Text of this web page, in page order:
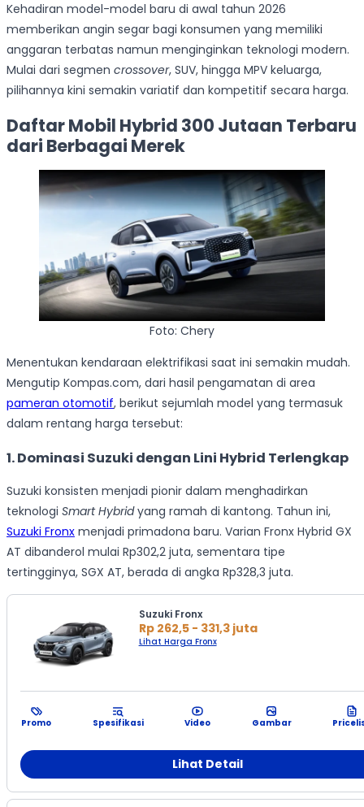
Kehadiran model-model baru di awal tahun 2026
memberikan angin segar bagi konsumen yang memiliki
anggaran terbatas namun menginginkan teknologi modern.
Mulai dari segmen crossover, SUV, hingga MPV keluarga,
pilihannya kini semakin variatif dan kompetitif secara harga.
Daftar Mobil Hybrid 300 Jutaan Terbaru
dari Berbagai Merek
Foto: Chery
Menentukan kendaraan elektrifikasi saat ini semakin mudah.
Mengutip Kompas.com, dari hasil pengamatan di area
pameran otomotif, berikut sejumlah model yang termasuk
dalam rentang harga tersebut:
1. Dominasi Suzuki dengan Lini Hybrid Terlengkap
Suzuki konsisten menjadi pionir dalam menghadirkan
teknologi Smart Hybridyang ramah di kantong. Tahun ini,
Suzuki Fronx menjadi primadona baru. Varian Fronx Hybrid GX
AT dibanderol mulai Rp302,2 juta, sementara tipe
tertingginya, SGX AT, berada di angka Rp328,3 juta.
Suzuki Fronx
Rp 262,5 - 331,3 juta
Lihat Harga Fronx
Promo Spesifikasi Video Gambar
Lihat Detail